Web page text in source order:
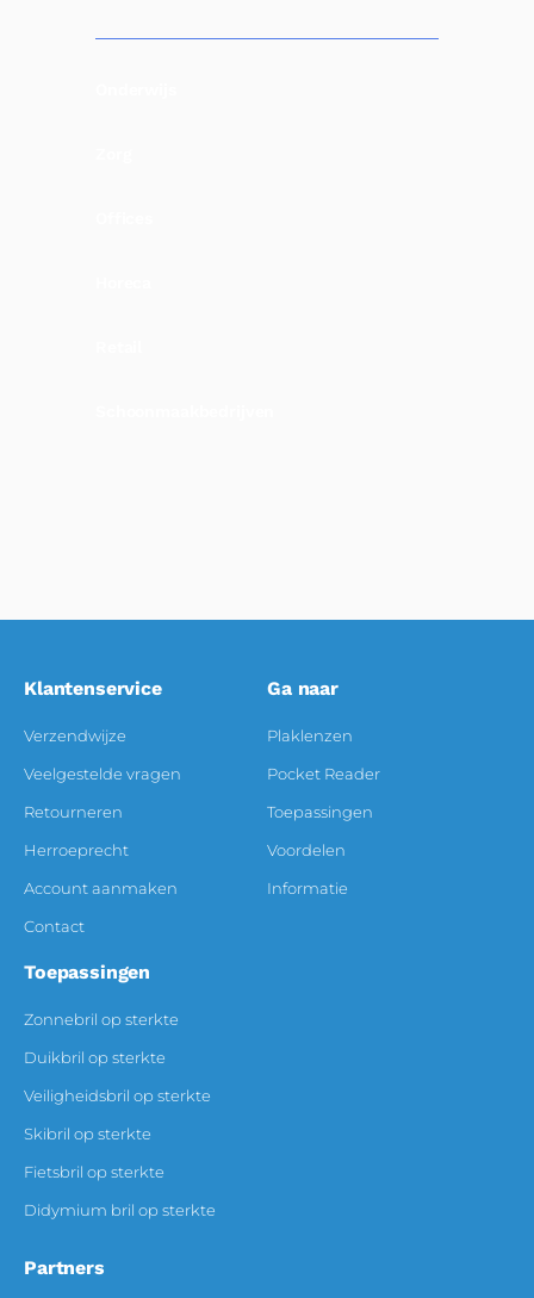
Klantenservice
Verzendwijze
Veelgestelde vragen
Retourneren
Herroeprecht
Account aanmaken
Contact
Ga naar
Plaklenzen
Pocket Reader
Toepassingen
Voordelen
Informatie
Toepassingen
Zonnebril op sterkte
Duikbril op sterkte
Veiligheidsbril op sterkte
Skibril op sterkte
Fietsbril op sterkte
Didymium bril op sterkte
Partners